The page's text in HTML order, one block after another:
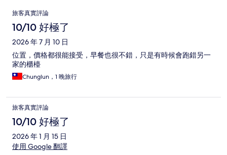
評
論
旅客真實評論
10/10 好極了
2026 年 7 月 10 日
位置，價格都很能接受，早餐也很不錯，只是有時候會跑錯另一
家的櫃檯
Chunglun，1 晚旅行
旅客真實評論
10/10 好極了
2026 年 1 月 15 日
使用 Google 翻譯